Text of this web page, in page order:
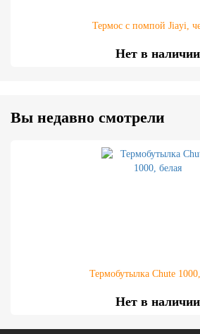
Термос с помпой Jiayi,
Нет в наличии
Вы недавно смотрели
Термобутылка Chute
Нет в наличии